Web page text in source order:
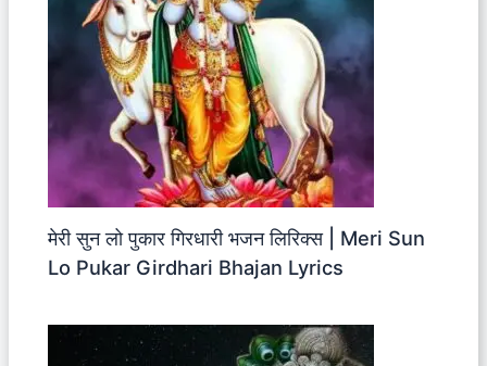
मेरी सुन लो पुकार गिरधारी भजन लिरिक्स | Meri Sun
Lo Pukar Girdhari Bhajan Lyrics